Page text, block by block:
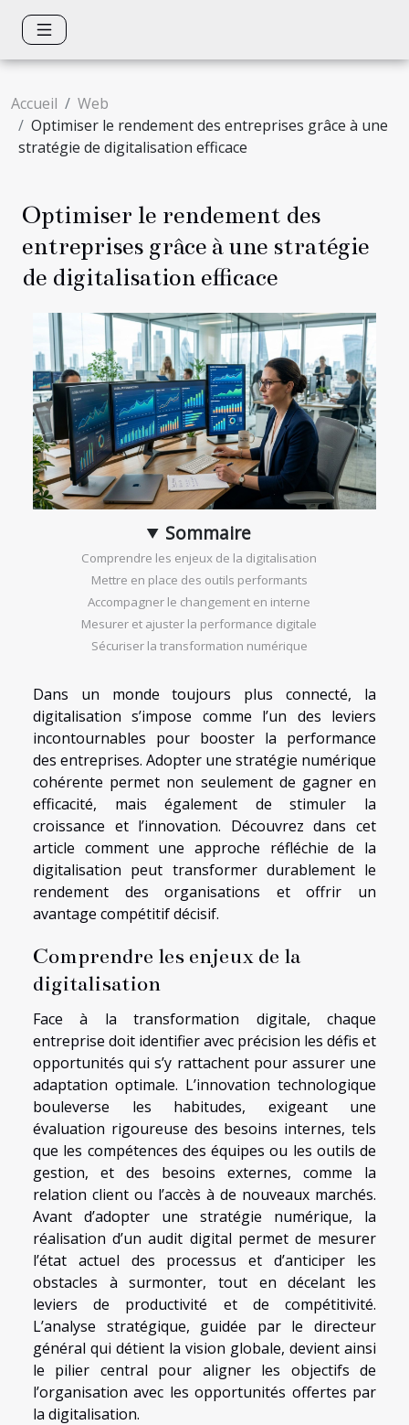
Accueil
Web
Optimiser le rendement des entreprises grâce à une
stratégie de digitalisation efficace
Optimiser le rendement des
entreprises grâce à une stratégie
de digitalisation efficace
Sommaire
Comprendre les enjeux de la digitalisation
Mettre en place des outils performants
Accompagner le changement en interne
Mesurer et ajuster la performance digitale
Sécuriser la transformation numérique
Dans un monde toujours plus connecté, la
digitalisation s’impose comme l’un des leviers
incontournables pour booster la performance
des entreprises. Adopter une stratégie numérique
cohérente permet non seulement de gagner en
efficacité, mais également de stimuler la
croissance et l’innovation. Découvrez dans cet
article comment une approche réfléchie de la
digitalisation peut transformer durablement le
rendement des organisations et offrir un
avantage compétitif décisif.
Comprendre les enjeux de la
digitalisation
Face à la transformation digitale, chaque
entreprise doit identifier avec précision les défis et
opportunités qui s’y rattachent pour assurer une
adaptation optimale. L’innovation technologique
bouleverse les habitudes, exigeant une
évaluation rigoureuse des besoins internes, tels
que les compétences des équipes ou les outils de
gestion, et des besoins externes, comme la
relation client ou l’accès à de nouveaux marchés.
Avant d’adopter une stratégie numérique, la
réalisation d’un audit digital permet de mesurer
l’état actuel des processus et d’anticiper les
obstacles à surmonter, tout en décelant les
leviers de productivité et de compétitivité.
L’analyse stratégique, guidée par le directeur
général qui détient la vision globale, devient ainsi
le pilier central pour aligner les objectifs de
l’organisation avec les opportunités offertes par
la digitalisation.